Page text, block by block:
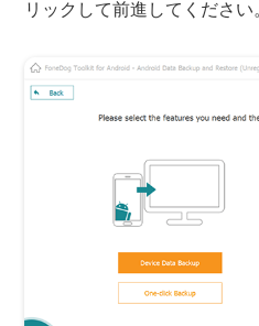
リックして前進してください